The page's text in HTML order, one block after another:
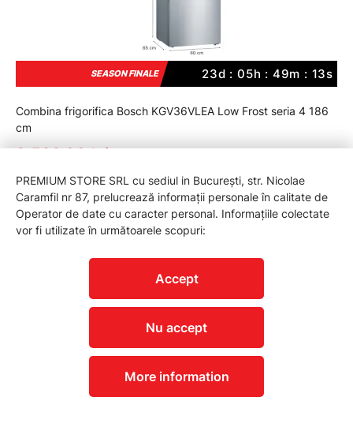
SEASON FINALE 23d : 05h : 49m : 12s
Combina frigorifica Bosch KGV36VLEA Low Frost seria 4 186
cm
2 599,00 lei
SEASON FINALE 23d : 05h : 49m : 12s
PREMIUM STORE SRL cu sediul in București, str. Nicolae
Caramfil nr 87, prelucrează informații personale în calitate de
Operator de date cu caracter personal. Informațiile colectate
vor fi utilizate în următoarele scopuri:
Accept
Nu accept
More information